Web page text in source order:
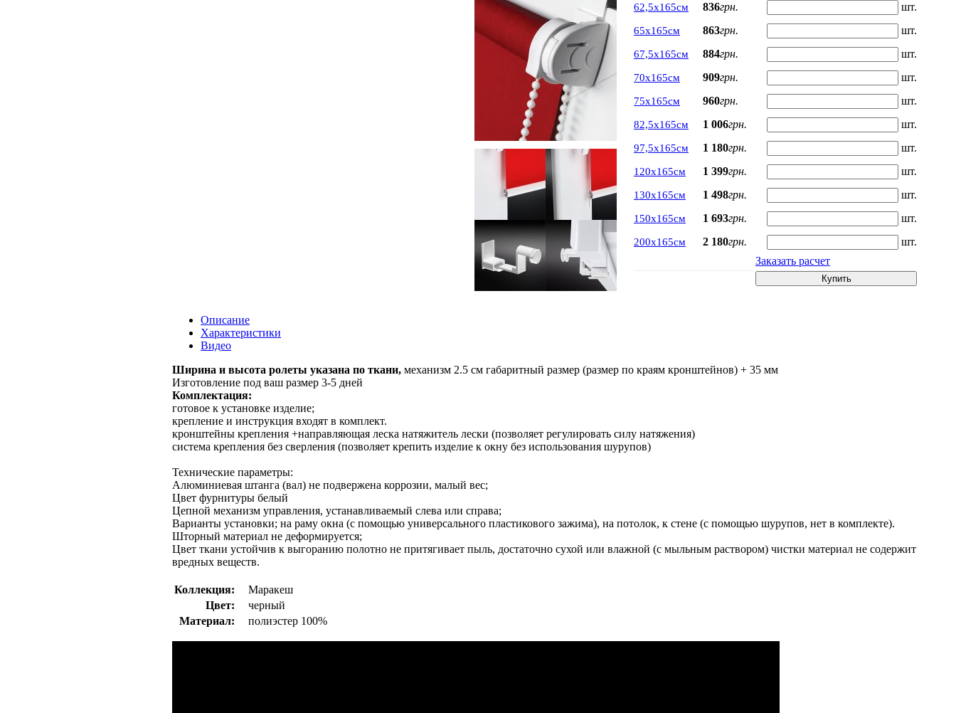
62,5х165см 836грн. шт.
65х165см 863грн. шт.
67,5х165см 884грн. шт.
70х165см 909грн. шт.
75х165см 960грн. шт.
82,5х165см 1 006грн. шт.
97,5х165см 1 180грн. шт.
120х165см 1 399грн. шт.
130х165см 1 498грн. шт.
150х165см 1 693грн. шт.
200х165см 2 180грн.
шт.
Заказать расчет
Купить
Описание
Характеристики
Видео
Ширина и высота ролеты указана по ткани, механизм 2.5 см габаритный размер (размер по краям кронштейнов) + 35 мм
Изготовление под ваш размер 3-5 дней
Комплектация:
готовое к установке изделие;
крепление и инструкция входят в комплект.
кронштейны крепления +направляющая леска натяжитель лески (позволяет регулировать силу натяжения)
система крепления без сверления (позволяет крепить изделие к окну без использования шурупов)
Технические параметры:
Алюминиевая штанга (вал) не подвержена коррозии, малый вес;
Цвет фурнитуры белый
Цепной механизм управления, устанавливаемый слева или справа;
Варианты установки; на раму окна (с помощью универсального пластикового зажима), на потолок, к стене (с помощью шурупов, нет в комплекте).
Шторный материал не деформируется;
Цвет ткани устойчив к выгоранию полотно не притягивает пыль, достаточно сухой или влажной (с мыльным раствором) чистки материал не содержит
вредных веществ.
Коллекция:
Маракеш
Цвет:
черный
Материал:
полиэстер 100%